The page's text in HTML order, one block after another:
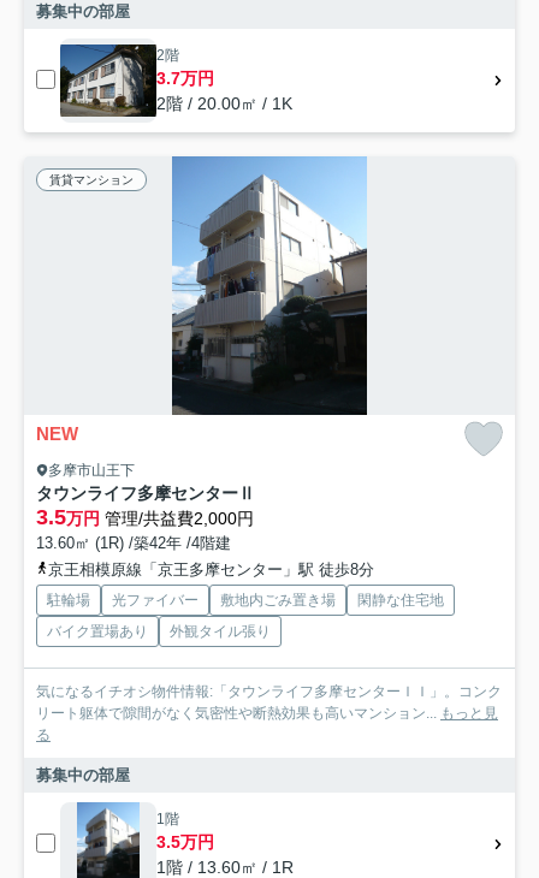
募集中の部屋
2階
3.7万円
2階 / 20.00㎡ / 1K
賃貸マンション
NEW
多摩市山王下
タウンライフ多摩センターⅡ
3.5万円 管理/共益費2,000円
13.60㎡ (1R) /築42年 /4階建
京王相模原線「京王多摩センター」駅 徒歩8分
駐輪場 光ファイバー 敷地内ごみ置き場
閑静な住宅地
バイク置場あり
外観タイル張り
気になるイチオシ物件情報:「タウンライフ多摩センターＩＩ」。コンク
リート躯体で隙間がなく気密性や断熱効果も高いマンション...
もっと見
る
募集中の部屋
1階
3.5万円
1階 / 13.60㎡ / 1R